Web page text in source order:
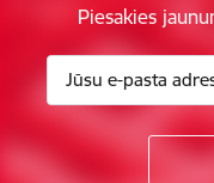
Piesakies